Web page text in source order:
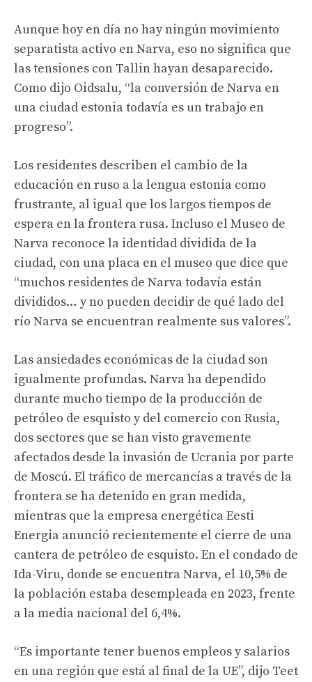
Aunque hoy en día no hay ningún movimiento
separatista activo en Narva, eso no significa que
las tensiones con Tallin hayan desaparecido.
Como dijo Oidsalu, “la conversión de Narva en
una ciudad estonia todavía es un trabajo en
progreso”.
Los residentes describen el cambio de la
educación en ruso a la lengua estonia como
frustrante, al igual que los largos tiempos de
espera en la frontera rusa. Incluso el Museo de
Narva reconoce la identidad dividida de la
ciudad, con una placa en el museo que dice que
“muchos residentes de Narva todavía están
divididos… y no pueden decidir de qué lado del
río Narva se encuentran realmente sus valores”.
Las ansiedades económicas de la ciudad son
igualmente profundas. Narva ha dependido
durante mucho tiempo de la producción de
petróleo de esquisto y del comercio con Rusia,
dos sectores que se han visto gravemente
afectados desde la invasión de Ucrania por parte
de Moscú. El tráfico de mercancías a través de la
frontera se ha detenido en gran medida,
mientras que la empresa energética Eesti
Energia anunció recientemente el cierre de una
cantera de petróleo de esquisto. En el condado de
Ida-Viru, donde se encuentra Narva, el 10,5% de
la población estaba desempleada en 2023, frente
a la media nacional del 6,4%.
“Es importante tener buenos empleos y salarios
en una región que está al final de la UE”, dijo Teet